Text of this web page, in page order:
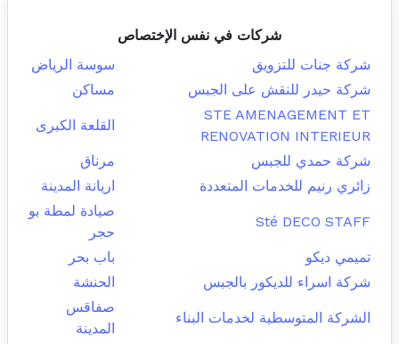
شركات في نفس الإختصاص
شركة جنات للتزويق
سوسة الرياض
شركة حيدر للنقش على الجبس
مساكن
STE AMENAGEMENT ET
RENOVATION INTERIEUR
القلعة الكبرى
شركة حمدي للجبس
مرناق
زائري رنيم للخدمات المتعددة
اريانة المدينة
Sté DECO STAFF
صيادة لمطة بو
حجر
تميمي ديكو
باب بحر
شركة اسراء للديكور بالجبس
الحنشة
الشركة المتوسطية لخدمات البناء
صفاقس
المدينة